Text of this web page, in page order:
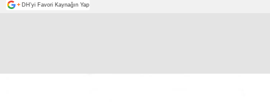
+ DH'yi Favori Kaynağın Yap